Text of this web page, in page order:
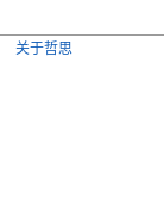
关于哲思